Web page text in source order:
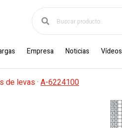
Empresa Noticias Vídeos
de levas· A-6224100